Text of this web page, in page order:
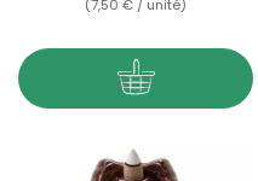
(7,50 € / unité)